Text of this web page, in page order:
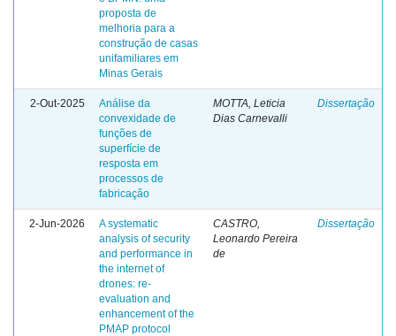
proposta de
melhoria para a
construção de casas
unifamiliares em
Minas Gerais
2-Out-2025
Análise da
convexidade de
funções de
superfície de
resposta em
processos de
fabricação
MOTTA, Leticia
Dias Carnevalli
Dissertação
2-Jun-2026
A systematic
analysis of security
and performance in
the internet of
drones: re-
evaluation and
enhancement of the
PMAP protocol
CASTRO,
Leonardo Pereira
de
Dissertação